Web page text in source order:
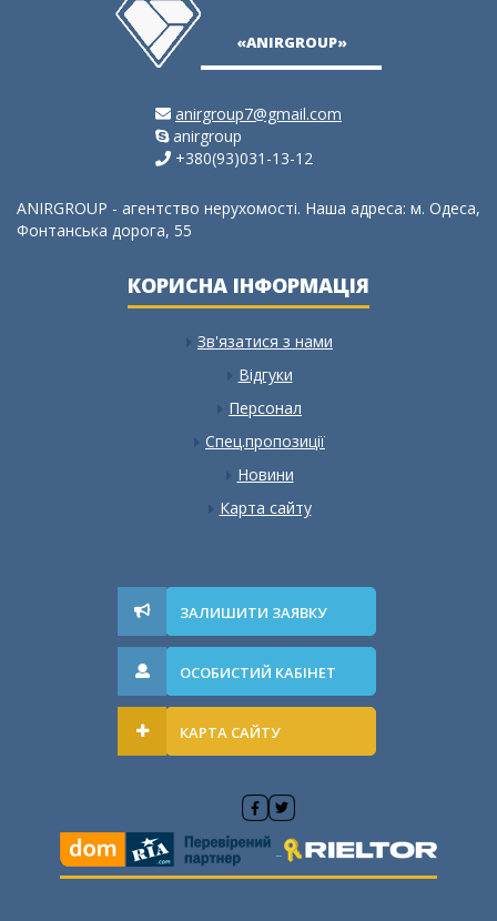
«ANIRGROUP»
anirgroup7@gmail.com
anirgroup
+380(93)031-13-12
ANIRGROUP - агентство нерухомості. Наша адреса: м. Одеса,
Фонтанська дорога, 55
КОРИСНА ІНФОРМАЦІЯ
Зв'язатися з нами
Відгуки
Персонал
Спец.пропозиції
Новини
Карта сайту
ЗАЛИШИТИ ЗАЯВКУ
ОСОБИСТИЙ КАБІНЕТ
КАРТА САЙТУ